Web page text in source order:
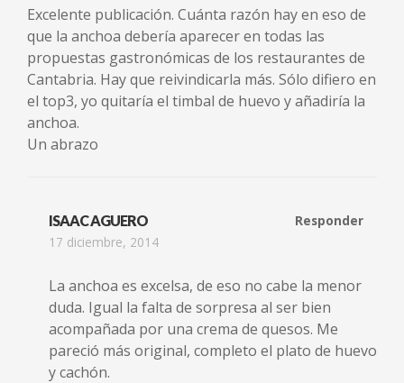
Excelente publicación. Cuánta razón hay en eso de
que la anchoa debería aparecer en todas las
propuestas gastronómicas de los restaurantes de
Cantabria. Hay que reivindicarla más. Sólo difiero en
el top3, yo quitaría el timbal de huevo y añadiría la
anchoa.
Un abrazo
ISAAC AGUERO
17 diciembre, 2014
Responder
La anchoa es excelsa, de eso no cabe la menor
duda. Igual la falta de sorpresa al ser bien
acompañada por una crema de quesos. Me
pareció más original, completo el plato de huevo
y cachón.